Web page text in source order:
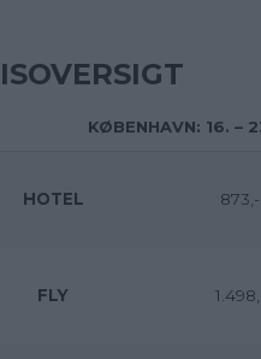
KØBENHAVN: 16. –
HOTEL 873,-
FLY